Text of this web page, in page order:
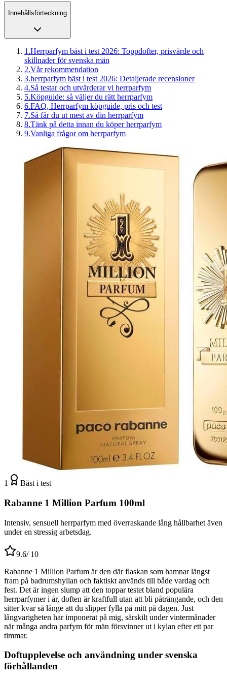
Innehållsförteckning
1 .Herrparfym bäst i test 2026: Toppdofter, prisvärde och
skillnader för svenska män
2.Vår rekommendation
3.herrparfym bäst i test 2026: Detaljerade recensioner
4.Så testar och utvärderar vi herrparfym
5.Köpguide: så väljer du rätt herrparfym
6.FAQ, Herrparfym köpguide, pris och test
7.Så får du ut mest av din herrparfym
8.Tänk på detta innan du köper herrparfym
9.Vanliga frågor om herrparfym
1 Bäst i test
Rabanne 1 Million Parfum 100ml
Intensiv, sensuell herrparfym med överraskande lång hållbarhet även
under en stressig arbetsdag.
9.6/ 10
Rabanne 1 Million Parfum är den där flaskan som hamnar längst
fram på badrumshyllan och faktiskt används till både vardag och
fest. Det är ingen slump att den toppar testet bland populära
herrparfymer i år, doften är kraftfull utan att bli påträngande, och den
sitter kvar så länge att du slipper fylla på mitt på dagen. Just
långvarigheten har imponerat på mig, särskilt under vintermånader
när många andra parfym för män försvinner ut i kylan efter ett par
timmar.
Doftupplevelse och användning under svenska
förhållanden